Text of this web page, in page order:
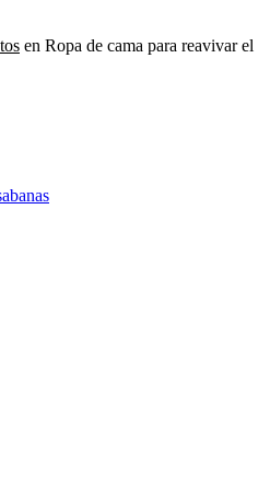
en Ropa de cama para reavivar el